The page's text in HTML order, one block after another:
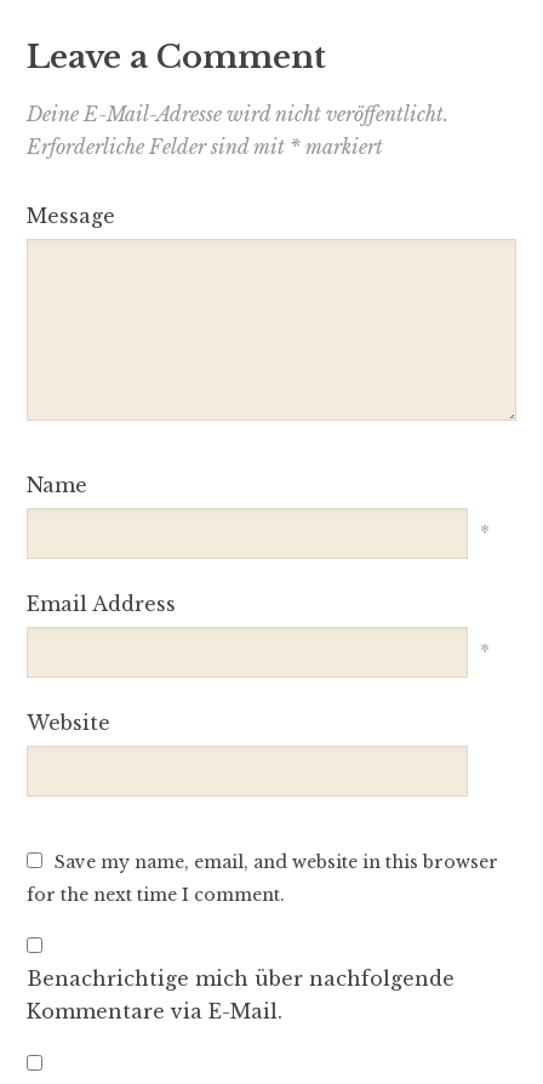
Leave a Comment
Deine E-Mail-Adresse wird nicht veröffentlicht.
Erforderliche Felder sind mit *markiert
Message
Name
*
Email Address
*
Website
Save my name, email, and website in this browser
for the next time I comment.
Benachrichtige mich über nachfolgende
Kommentare via E-Mail.